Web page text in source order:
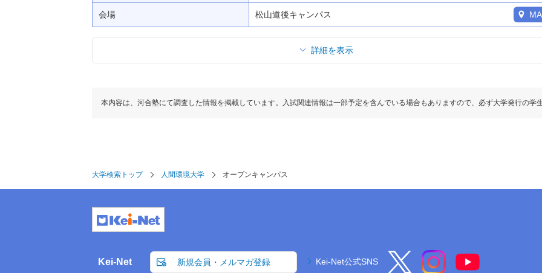
会場 松山道後キャンパス
詳細を表示
本内容は、河合塾にて調査した情報を掲載しています。入試関連情報は一部予定を含んでいる場合もありますので、必ず大学発行の学
大学検索トップ 人間環境大学 オープンキャンパス
Kei-Net 新規会員・メルマガ登録 Kei-Net公式SNS